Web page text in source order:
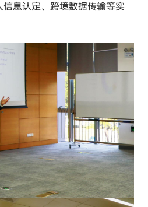
息认定、跨境数据传输等实